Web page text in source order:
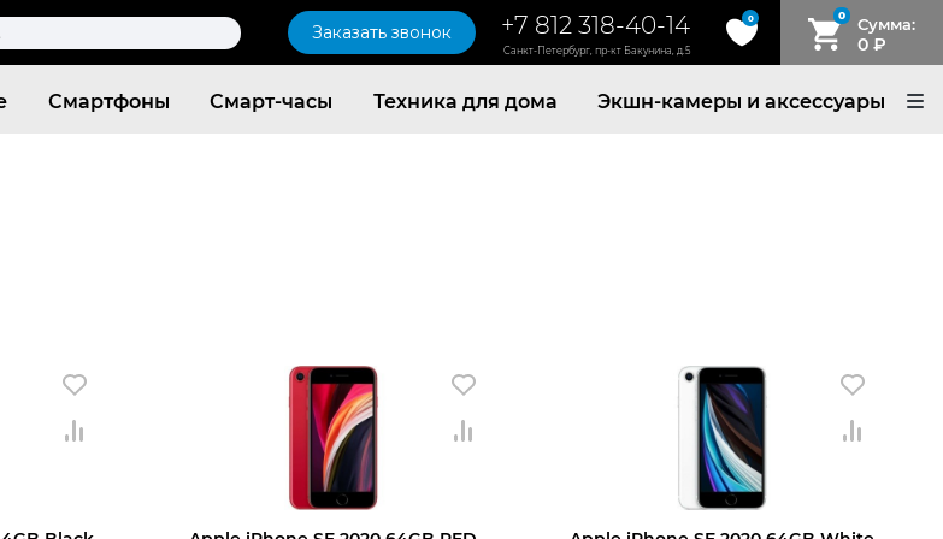
Заказать звонок +7 812 318-40-14
Санкт-Петербург, пр-кт Бакунина, д.5
0 0 Сумма:
0 ₽
Смартфоны Смарт-часы Техника для дома Экшн-камеры и аксессуары
c политикой конфиденциальности